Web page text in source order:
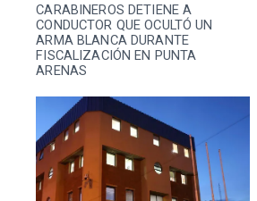
CARABINEROS DETIENE A
CONDUCTOR QUE OCULTÓ UN
ARMA BLANCA DURANTE
FISCALIZACIÓN EN PUNTA
ARENAS